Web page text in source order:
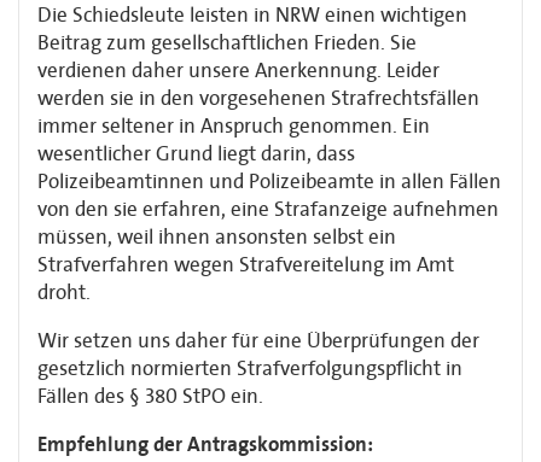
Die Schiedsleute leisten in NRW einen wichtigen
Beitrag zum gesellschaftlichen Frieden. Sie
verdienen daher unsere Anerkennung. Leider
werden sie in den vorgesehenen Strafrechtsfällen
immer seltener in Anspruch genommen. Ein
wesentlicher Grund liegt darin, dass
Polizeibeamtinnen und Polizeibeamte in allen Fällen
von den sie erfahren, eine Strafanzeige aufnehmen
müssen, weil ihnen ansonsten selbst ein
Strafverfahren wegen Strafvereitelung im Amt
droht.
Wir setzen uns daher für eine Überprüfungen der
gesetzlich normierten Strafverfolgungspflicht in
Fällen des § 380 StPO ein.
Empfehlung der Antragskommission: